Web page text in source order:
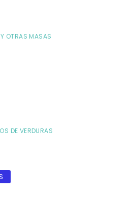
Y OTRAS MASAS
DE VERDURAS